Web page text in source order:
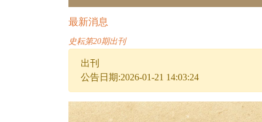
最新消息
史耘第20期出刊
出刊
公告日期:2026-01-21 14:03:24